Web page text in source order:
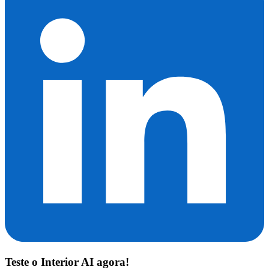
Teste o Interior AI agora!